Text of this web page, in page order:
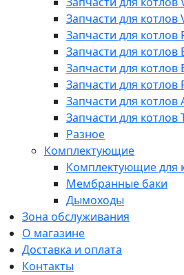
Запчасти для котлов
Запчасти для
Запчасти для котлов
Запчасти для котлов
Запчасти для котлов
Запчасти для котлов
Запчасти для котлов
Разное
Комплектующие
Комплектующие для
Мембранные баки
Дымоходы
Зона обслуживания
О магазине
Доставка и оплата
Контакты